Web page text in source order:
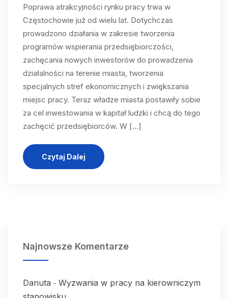
Poprawa atrakcyjności rynku pracy trwa w
Częstochowie już od wielu lat. Dotychczas
prowadzono działania w zakresie tworzenia
programów wspierania przedsiębiorczości,
zachęcania nowych inwestorów do prowadzenia
działalności na terenie miasta, tworzenia
specjalnych stref ekonomicznych i zwiększania
miejsc pracy. Teraz władze miasta postawiły sobie
za cel inwestowania w kapitał ludzki i chcą do tego
zachęcić przedsiębiorców. W […]
Czytaj Dalej
Najnowsze Komentarze
Danuta - Wyzwania w pracy na kierowniczym